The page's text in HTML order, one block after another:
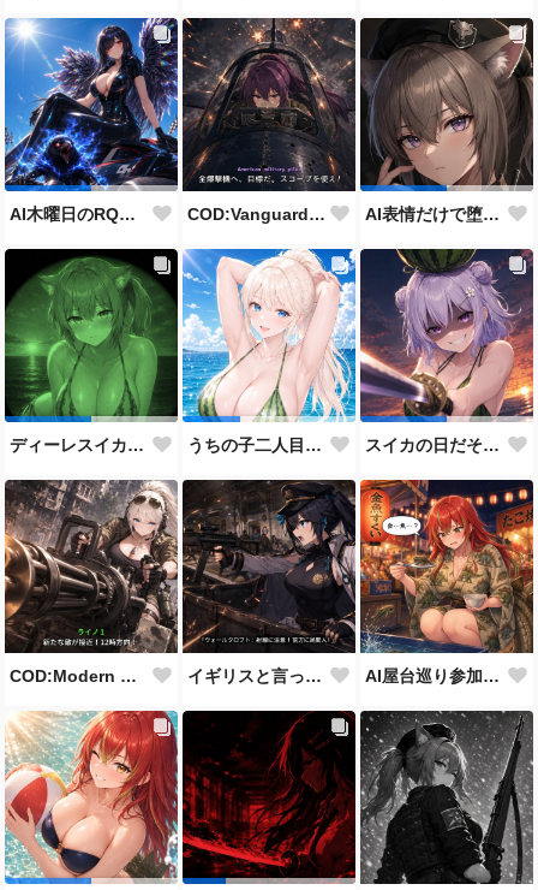
AI木曜日のRQ参加作品 COD:Vanguard "ミッドウェー海戦" AI表情だけで堕とせ参加作品
ディーレスイカビキニ うちの子二人目スイカの日 スイカの日だそうなので、仲の良い先輩後輩でスイカ割り（意味深）
COD:Modern Warfare 3 "Goalpost" イギリスと言ったらこれだよな AI屋台巡り参加作品